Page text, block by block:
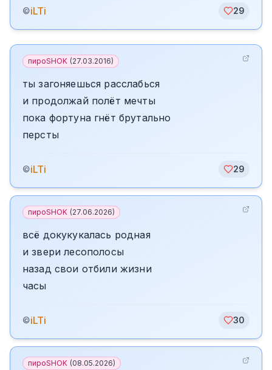
©iLTi 29
пироSHOK (27.03.2016)
ты загоняешься расслабься
и продолжай полёт мечты
пока фортуна гнёт брутально
персты
©iLTi 29
пироSHOK (27.06.2026)
всё докукукалась родная
и звери лесополосы
назад свои отбили жизни
часы
©iLTi 30
пироSHOK (08.05.2026)